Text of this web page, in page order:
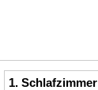
1. Schlafzimmer